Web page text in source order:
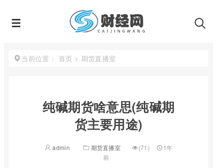
当前位置： 首页 > 期货直播室
纯碱期货啥意思(纯碱期
货主要用途)
admin 期货直播室 (71)
1年
前